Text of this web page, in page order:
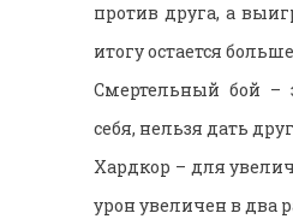
против друга, а
итогу остается
Смертельный бой –
себя, нельзя дать
Хардкор – для
урон увеличен в два